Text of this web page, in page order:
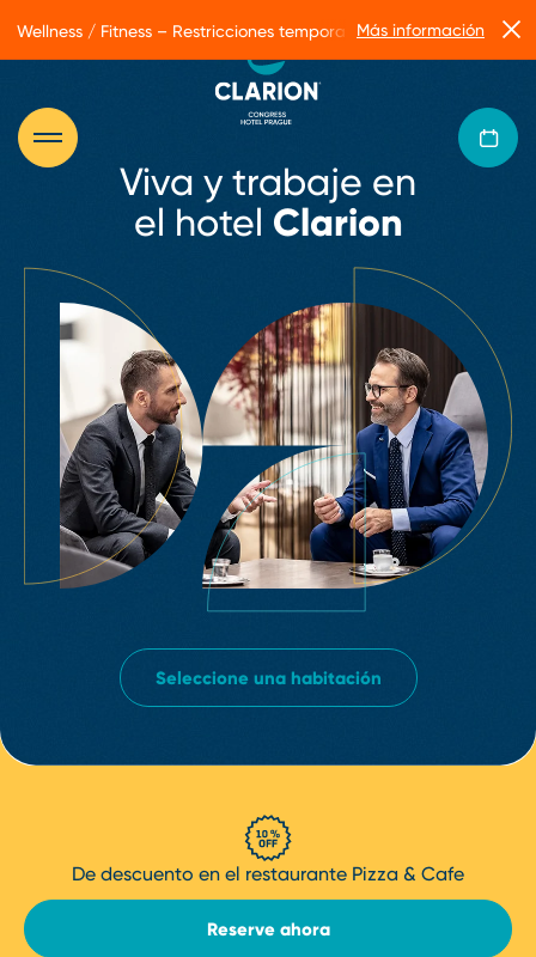
Viva y trabaje en
el hotel Clarion
Seleccione una habitación
De descuento en el restaurante Pizza & Cafe
Reserve ahora
Wellness / Fitness – Restricciones temporales de servicio
Más información